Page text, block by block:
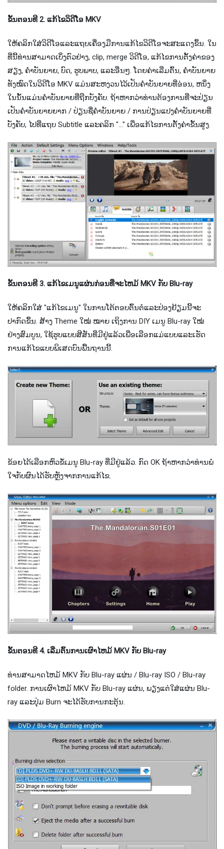
ຂັ້ນ​ຕອນ​ທີ 2. ແກ້​ໄຂ​ວິ​ດີ​ໂອ MKV​
ໃຫ້ຄລິກໃສ່ວິດີໂອແລະແຖບເຄື່ອງມືການແກ້ໄຂວິດີໂອຈະສະແດງຂຶ້ນ. ໃນ​
ທີ່​ນີ້​ທ່ານ​ສາ​ມາດ​ເບິ່ງ​ຕົວ​ຢ່າງ​, clip​, merge ວິ​ດີ​ໂອ​, ແກ້​ໄຂ​ການ​ຕັ້ງ​ຄ່າ​ຂອງ​
ສຽງ​, ຄໍາ​ບັນ​ຍາຍ​, ບົດ​, ຮູບ​ພາບ​, ແລະ​ອື່ນໆ​. ໂດຍຄ່າເລີ່ມຕົ້ນ, ຄໍາບັນຍາຍ
ທັງໝົດໃນວິດີໂອ MKV ແມ່ນສະຫງວນໄວ້ເປັນຄໍາບັນຍາຍທີ່ອ່ອນ, ຫນຶ່ງ
ໃນນັ້ນແມ່ນຄໍາບັນຍາຍທີ່ຖືກບັງຄັບ. ຖ້າ​ຫາກ​ວ່າ​ທ່ານ​ຕ້ອງ​ການ​ທີ່​ຈະ​ປ່ຽນ​
ເປັນ​ຄໍາ​ບັນ​ຍາຍ​ຍາກ / ປ່ຽນ​ຊື່​ຄໍາ​ບັນ​ຍາຍ / ການ​ປ່ຽນ​ແປງ​ຄໍາ​ບັນ​ຍາຍ​ທີ່​
ບັງ​ຄັບ​, ໄປ​ທີ່​ແຖບ Subtitle ແລະ​ຄລິກ "…​" ເພື່ອ​ແກ້​ໄຂ​ການ​ຕັ້ງ​ຄ່າ​ຂັ້ນ​ສູງ​.
ຂັ້ນ​ຕອນ​ທີ 3. ແກ້​ໄຂ​ເມ​ນູ​ແຜ່ນ​ກ່ອນ​ທີ່​ຈະ​ໄຫມ້ MKV ກັບ Blu​-ray​
ໃຫ້ຄລິກໃສ່ "ແກ້ໄຂເມນູ" ໃນການໂຕ້ຕອບຕົ້ນຕໍແລະປ່ອງຢ້ຽມນີ້ຈະ
ປາກົດຂຶ້ນ. ສ້າງ Theme ໃໝ່ ໝາຍ ເຖິງການ DIY ເມນູ Blu-ray ໃໝ່
ຢ່າງສົມບູນ, ໃຊ້ຮູບແບບສີສັນທີ່ມີຢູ່ແລ້ວເພື່ອເລືອກແມ່ແບບແລະເຮັດ
ການແກ້ໄຂແບບພິເສດບົນພື້ນຖານນີ້.
ຂ້ອຍໄດ້ເລືອກຫົວຂໍ້ເມນູ Blu-ray ທີ່ມີຢູ່ແລ້ວ. ກົດ OK ຖ້າ​ຫາກ​ວ່າ​ທ່ານ​ພໍ​
ໃຈ​ກັບ​ຜົນ​ໄດ້​ຮັບ​ຫຼັງ​ຈາກ​ການ​ແກ້​ໄຂ​.
ຂັ້ນ​ຕອນ​ທີ 4. ເລີ່ມ​ຕົ້ນ​ການ​ເຜົາ​ໄຫມ້ MKV ກັບ Blu​-ray​
ທ່ານ​ສາ​ມາດ​ໄຫມ້ MKV ກັບ Blu​-ray ແຜ່ນ / Blu​-ray ISO / Blu​-ray
folder​. ການ​ເຜົາ​ໄຫມ້ MKV ກັບ Blu​-ray ແຜ່ນ​, ພຽງ​ແຕ່​ໃສ່​ແຜ່ນ Blu​-
ray ແລະ​ປຸ່ມ Burn ຈະ​ໄດ້​ຮັບ​ການ​ກະ​ຕຸ້ນ​.